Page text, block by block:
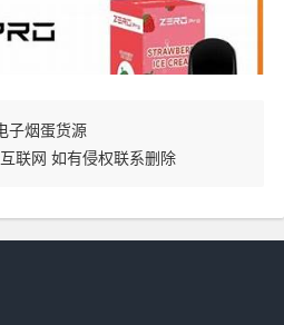
子烟蛋货源
联网 如有侵权联系删除